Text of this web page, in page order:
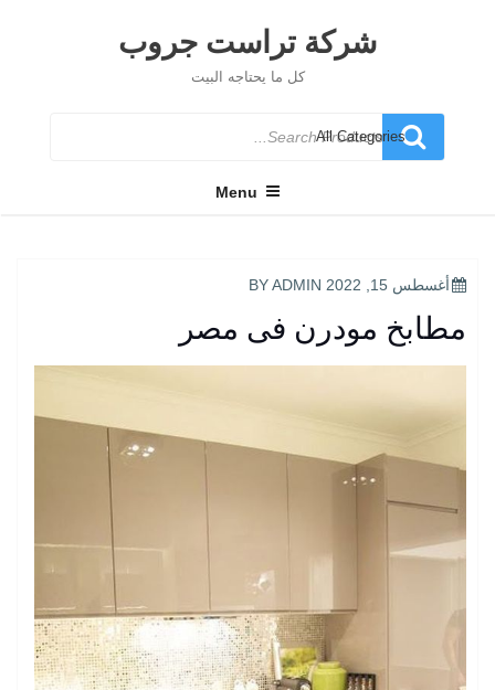
شركة تراست جروب
كل ما يحتاجه البيت
Search
for
Menu
POSTED
أغسطس 15, 2022 ADMIN
مطابخ مودرن فى مصر